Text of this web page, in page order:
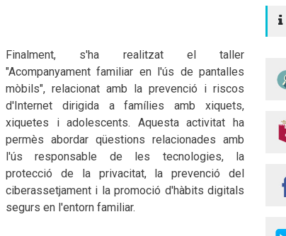
Finalment, s'ha realitzat el taller
"Acompanyament familiar en l'ús de pantalles
mòbils", relacionat amb la prevenció i riscos
d'Internet dirigida a famílies amb xiquets,
xiquetes i adolescents. Aquesta activitat ha
permès abordar qüestions relacionades amb
l'ús responsable de les tecnologies, la
protecció de la privacitat, la prevenció del
ciberassetjament i la promoció d'hàbits digitals
segurs en l'entorn familiar.